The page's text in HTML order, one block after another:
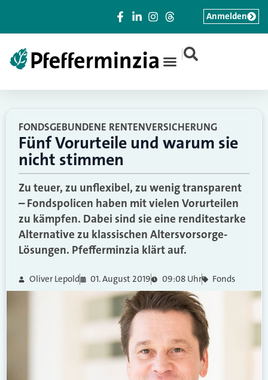
|
Anmelden
FONDSGEBUNDENE RENTENVERSICHERUNG
Fünf Vorurteile und warum sie
nicht stimmen
Zu teuer, zu unflexibel, zu wenig transparent
– Fondspolicen haben mit vielen Vorurteilen
zu kämpfen. Dabei sind sie eine renditestarke
Alternative zu klassischen Altersvorsorge-
Lösungen. Pfefferminzia klärt auf.
Oliver Lepold 01. August 2019 09:08 Uhr Fonds